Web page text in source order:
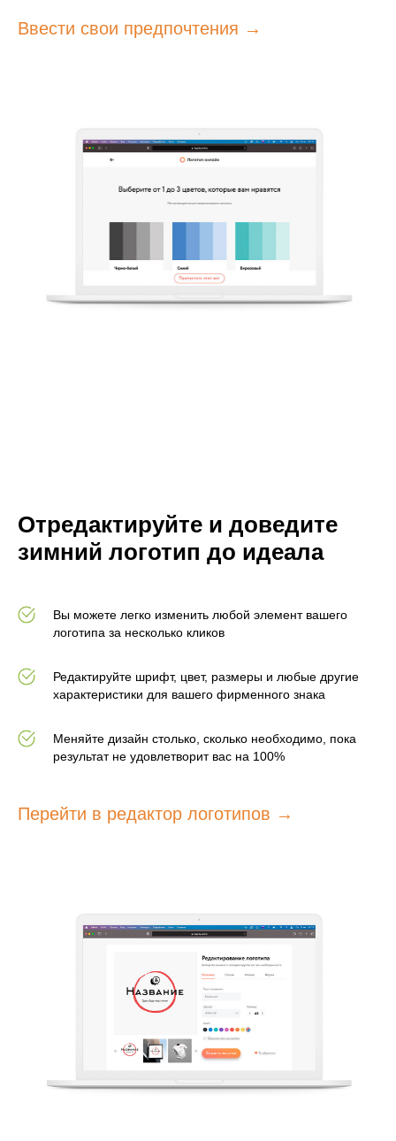
Ввести свои предпочтения
Отредактируйте и доведите
зимний логотип до идеала
Вы можете легко изменить любой элемент вашего
логотипа за несколько кликов
Редактируйте шрифт, цвет, размеры и любые другие
характеристики для вашего фирменного знака
Меняйте дизайн столько, сколько необходимо, пока
результат не удовлетворит вас на 100%
Перейти в редактор логотипов